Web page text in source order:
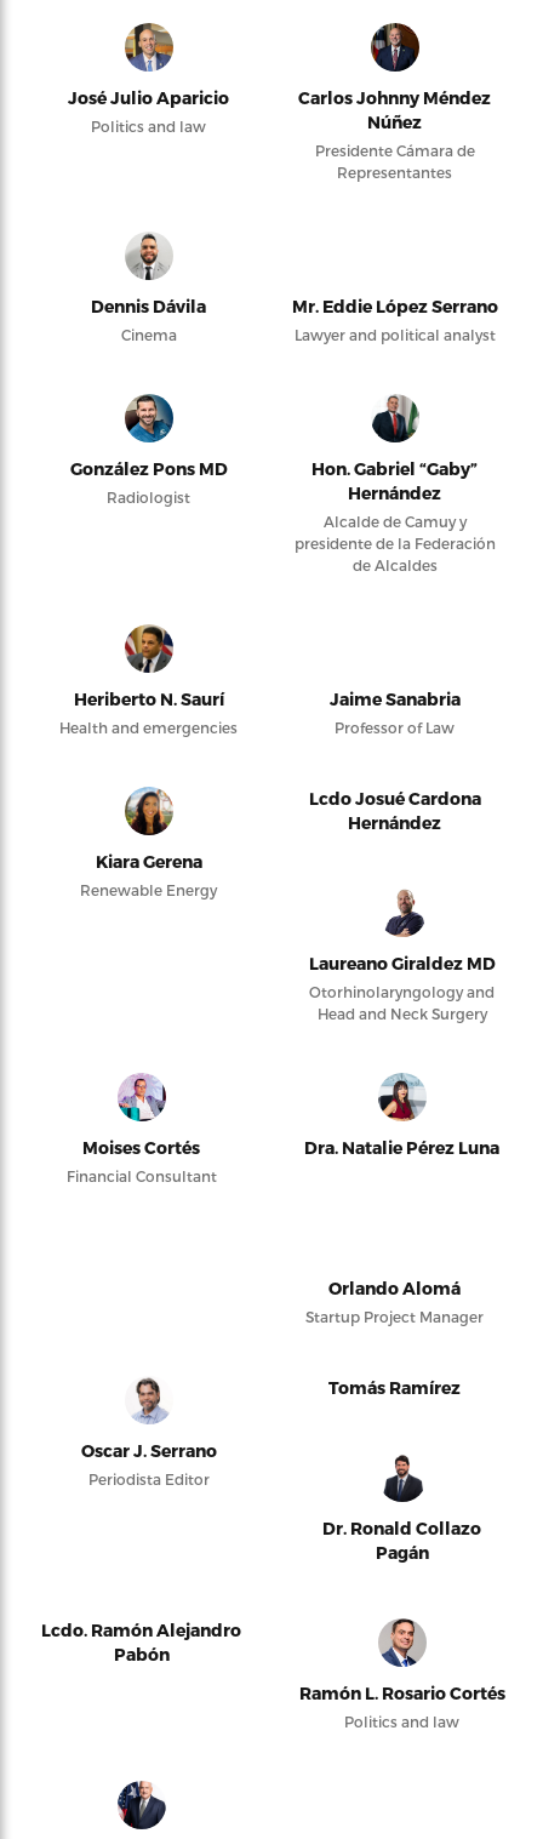
José Julio Aparicio
Politics and law
Carlos Johnny Méndez
Núñez
Presidente Cámara de
Representantes
Dennis Dávila
Cinema
Mr. Eddie López Serrano
Lawyer and political analyst
González Pons MD
Radiologist
Hon. Gabriel “Gaby”
Hernández
Alcalde de Camuy y
presidente de la Federación
de Alcaldes
Heriberto N. Saurí
Health and emergencies
Jaime Sanabria
Professor of Law
Kiara Gerena
Renewable Energy
Lcdo Josué Cardona
Hernández
Laureano Giraldez MD
Otorhinolaryngology and
Head and Neck Surgery
Moises Cortés
Financial Consultant
Dra. Natalie Pérez Luna
Orlando Alomá
Startup Project Manager
Oscar J. Serrano
Periodista Editor
Tomás Ramírez
Dr. Ronald Collazo
Pagán
Lcdo. Ramón Alejandro
Pabón
Ramón L. Rosario Cortés
Politics and law